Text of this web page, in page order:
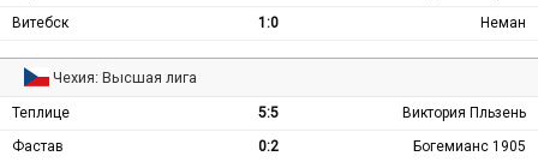
Витебск
1:0 Неман
Чехия: Высшая лига
Теплице 5:5
Виктория Пльзень
Фастав
0:2
Богемианс 1905